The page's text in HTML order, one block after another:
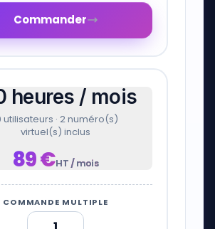
Commander
heures / mois
utilisateurs · 2 numéro(s)
virtuel(s) inclus
89€HT / mois
COMMANDE MULTIPLE